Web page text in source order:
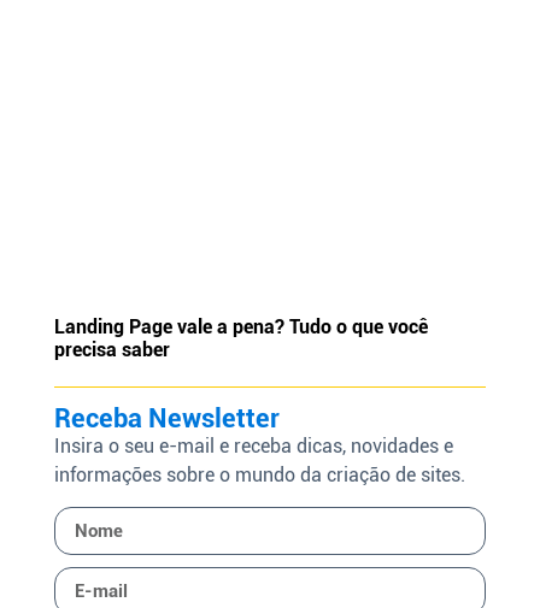
Landing Page vale a pena? Tudo o que você
precisa saber
Receba Newsletter
Insira o seu e-mail e receba dicas, novidades e
informações sobre o mundo da criação de sites.